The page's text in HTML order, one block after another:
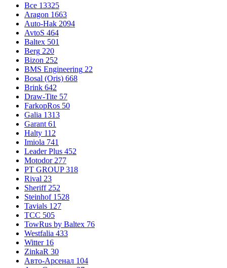
Все 13325
Aragon 1663
Auto-Hak 2094
AvtoS 464
Baltex 501
Berg 220
Bizon 252
BMS Engineering 22
Bosal (Oris) 668
Brink 642
Draw-Tite 57
FarkopRos 50
Galia 1313
Garant 61
Halty 112
Imiola 741
Leader Plus 452
Motodor 277
PT GROUP 318
Rival 23
Sheriff 252
Steinhof 1528
Tavials 127
TCC 505
TowRus by Baltex 76
Westfalia 433
Witter 16
ZinkaR 30
Авто-Арсенал 104